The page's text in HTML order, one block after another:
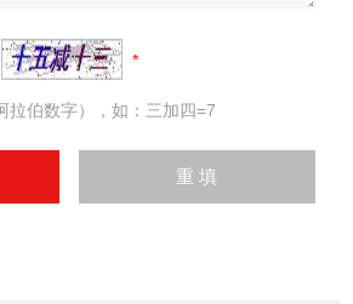
拉伯数字），如：三加四=7